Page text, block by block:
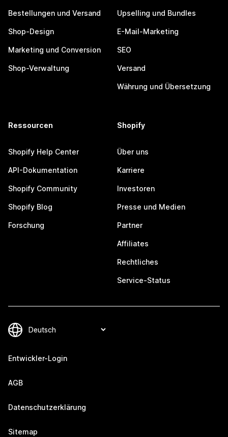
Bestellungen und Versand
Shop-Design
Marketing und Conversion
Shop-Verwaltung
Upselling und Bundles
E-Mail-Marketing
SEO
Versand
Währung und Übersetzung
Ressourcen
Shopify Help Center
API-Dokumentation
Shopify Community
Shopify Blog
Forschung
Shopify
Über uns
Karriere
Investoren
Presse und Medien
Partner
Affiliates
Rechtliches
Service-Status
Entwickler-Login
AGB
Datenschutzerklärung
Sitemap